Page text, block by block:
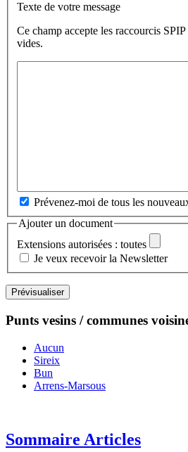
Texte de votre message
Ce champ accepte les raccourcis SPIP
vides.
Prévenez-moi de tous les
Ajouter un document
Extensions autorisées : toutes
Je veux recevoir la Newsletter
Punts vesins / communes
Aucun
Sireix
Bun
Arrens-Marsous
Sommaire Articles